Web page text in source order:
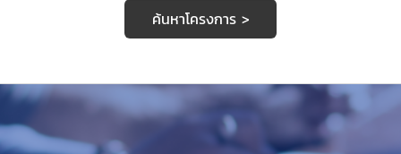
ค้นหาโครงการ >